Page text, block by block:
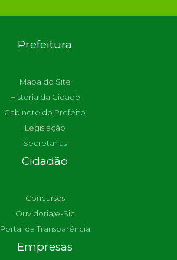
Prefeitura
Mapa do Site
História da Cidade
Gabinete do Prefeito
Legislação
Secretarias
Cidadão
Concursos
Ouvidoria/e-Sic
Portal da Transparência
Empresas